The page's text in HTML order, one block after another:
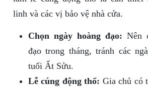
linh và các vị bảo vệ nhà cửa.
Chọn ngày hoàng đạo: Nên
đạo trong tháng, tránh các
tuổi Ất Sửu.
Lễ cúng động thổ: Gia chủ có